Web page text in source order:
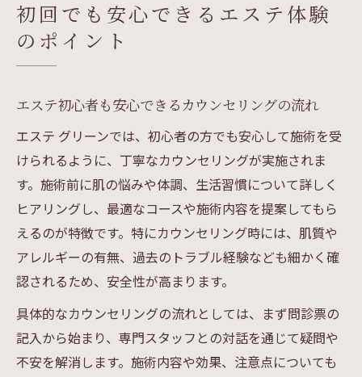
初回でも安心できるエステ体験
のポイント
エステ初心者も安心できるカウンセリングの流れ
エステ グリーンでは、初心者の方でも安心して施術を受
けられるように、丁寧なカウンセリングが実施されま
す。施術前に肌の悩みや体調、生活習慣について詳しく
ヒアリングし、最適なコースや施術内容を提案してもら
えるのが特徴です。特にカウンセリング時には、肌質や
アレルギーの有無、過去のトラブル経験なども細かく確
認されるため、安全性が高まります。
具体的なカウンセリングの流れとしては、まず問診票の
記入から始まり、専門スタッフとの対話を通じて疑問や
不安を解消します。施術内容や効果、注意点についても